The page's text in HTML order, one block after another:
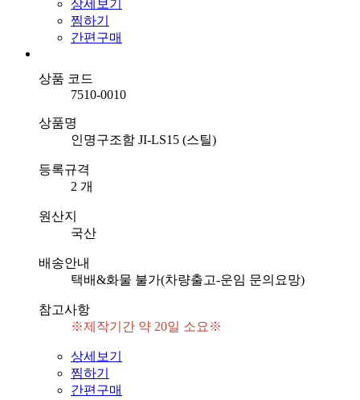
상세보기
찜하기
간편구매
상품 코드
7510-0010
상품명
인명구조함 JI-LS15 (스틸)
등록규격
2 개
원산지
국산
배송안내
택배&화물 불가(차량출고-운임 문의요망)
참고사항
※제작기간 약 20일 소요※
상세보기
찜하기
간편구매